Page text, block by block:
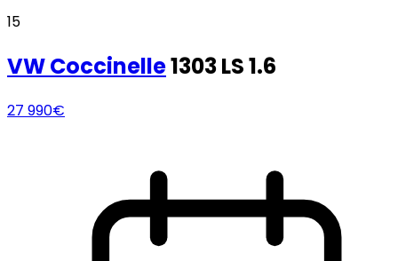
15
VWCoccinelle1303 LS 1.6
27 990€